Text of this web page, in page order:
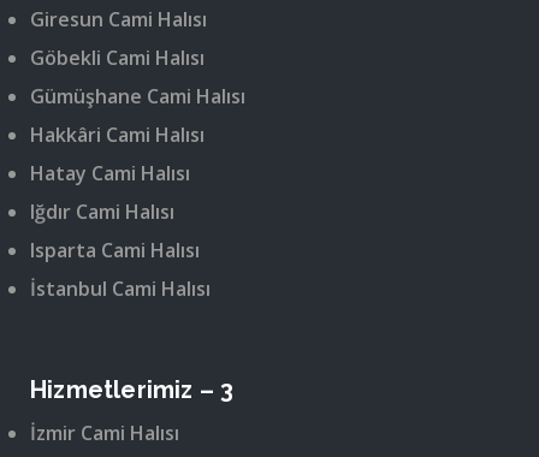
Giresun Cami Halısı
Göbekli Cami Halısı
Gümüşhane Cami Halısı
Hakkâri Cami Halısı
Hatay Cami Halısı
Iğdır Cami Halısı
Isparta Cami Halısı
İstanbul Cami Halısı
Hizmetlerimiz – 3
İzmir Cami Halısı